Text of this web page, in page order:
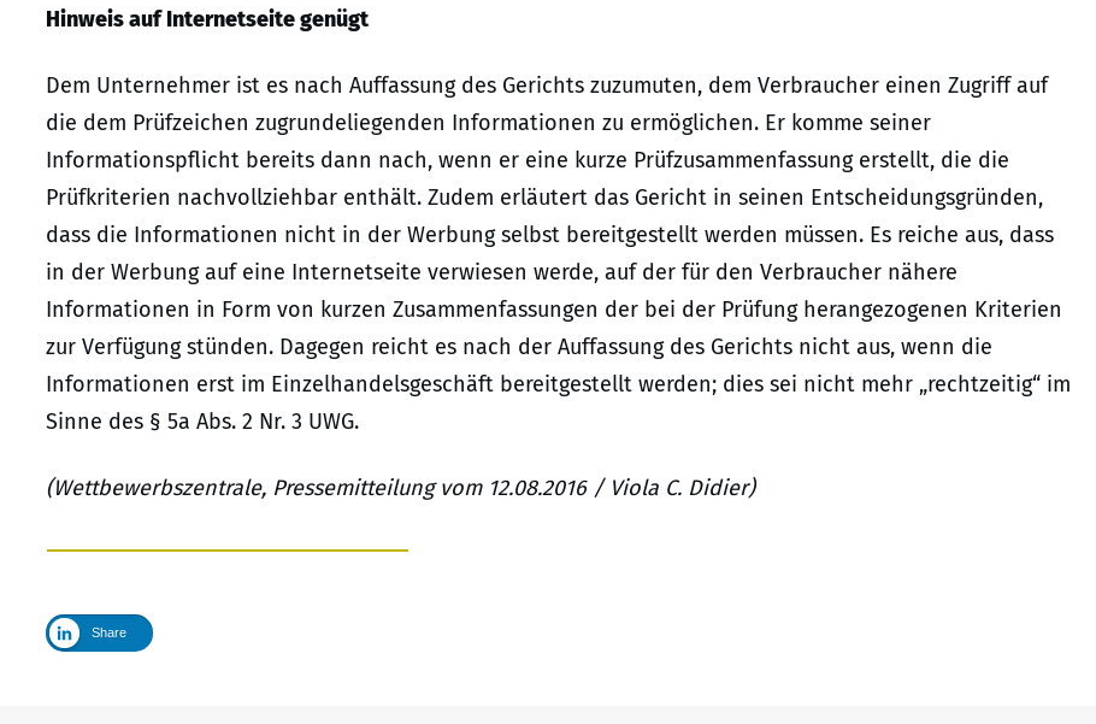
Hinweis auf Internetseite genügt
Dem Unternehmer ist es nach Auffassung des Gerichts zuzumuten, dem Verbraucher einen Zugriff auf
die dem Prüfzeichen zugrundeliegenden Informationen zu ermöglichen. Er komme seiner
Informationspflicht bereits dann nach, wenn er eine kurze Prüfzusammenfassung erstellt, die die
Prüfkriterien nachvollziehbar enthält. Zudem erläutert das Gericht in seinen Entscheidungsgründen,
dass die Informationen nicht in der Werbung selbst bereitgestellt werden müssen. Es reiche aus, dass
in der Werbung auf eine Internetseite verwiesen werde, auf der für den Verbraucher nähere
Informationen in Form von kurzen Zusammenfassungen der bei der Prüfung herangezogenen Kriterien
zur Verfügung stünden. Dagegen reicht es nach der Auffassung des Gerichts nicht aus, wenn die
Informationen erst im Einzelhandelsgeschäft bereitgestellt werden; dies sei nicht mehr „rechtzeitig“ im
Sinne des § 5a Abs. 2 Nr. 3 UWG.
(Wettbewerbszentrale, Pressemitteilung vom 12.08.2016 / Viola C. Didier)
Share